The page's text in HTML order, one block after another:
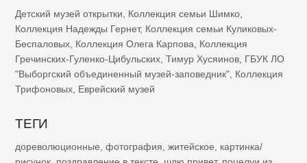
Детский музей открытки Коллекция семьи Шимко
Коллекция Надежды Гернет, Коллекция семьи Куликовых-
Беспаловых Коллекция Олега Карпова
Коллекция
Гречинских-Гуленко-Цибульских Тимур Хусяинов ГБУК ЛО
"Выборгский объединенный музей-заповедник" Коллекция
Трифоновых Еврейский музей
ТЕГИ
дореволюционные фотография житейское
картинка/